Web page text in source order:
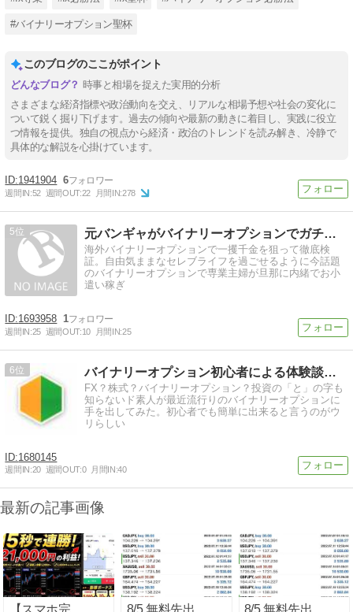
#バイナリーオプション聖杯
このブログのここがポイント
時事と相場を捉えた実用的分析
さまざまな経済指標や政治動向を交え、リアルな相場予想や社会の変化に
ついて鋭く掘り下げます。過去の傾向や最新の動きに着目し、実践に役立
つ情報を提供。独自の視点から経済・政治のトレンドを読み解き、冷静で
具体的な解説を心掛けています。
1941904 6
週間IN:52 週間OUT:22 月間IN:278
5 元バンギャがバイナリーオプションでガチ検証!!
海外バイナリーオプションで一攫千金を狙って徹底検
証。自由気ままなセレブライフを過ごせるように今話題
のバイナリーオプションで専業主婦が旦那に内緒でお小
遣い稼ぎ
1693958 1
週間IN:25 週間OUT:10 月間IN:25
6 バイナリーオプション初心者による体験談。バイナリーの始め方
FX？株式？バイナリーオプション？投資の「と」の字も
知らないド素人が最近流行りのバイナリーオプションに
手を出してみた。初心者でも簡単に出来ると言うのがウ
リらしい
1680145
週間IN:20 週間OUT:0 月間IN:40
最新の記事画像